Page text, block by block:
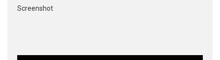
Screenshot